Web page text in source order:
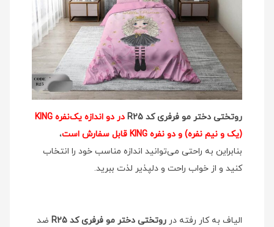
روتختی دختر مو فرفری کد R25
در دو اندازه یک‌نفره KING
(یک و نیم نفره) و دو نفره KING قابل سفارش است
،
بنابراین به راحتی می‌توانید اندازه مناسب خود را انتخاب
کنید و از خواب راحت و دلپذیر لذت ببرید.
الیاف به کار رفته در روتختی دختر مو فرفری کد R25
ضد